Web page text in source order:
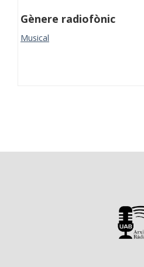
Gènere radiofònic
Musical